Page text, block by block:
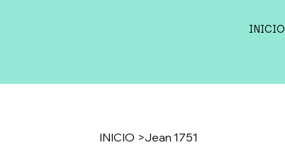
INICIO
INICIO >Jean 1751